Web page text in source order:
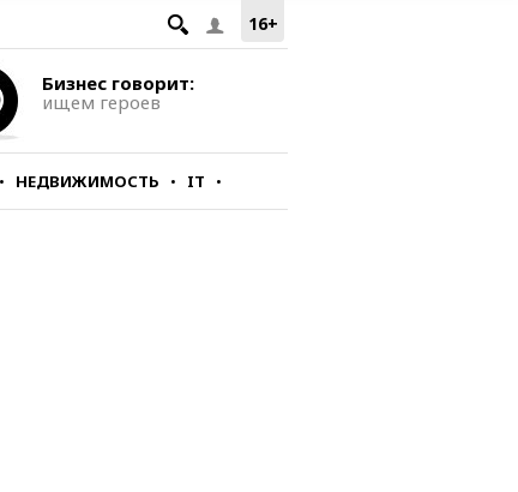
16+
Бизнес говорит:
ищем героев
НЕДВИЖИМОСТЬ IT